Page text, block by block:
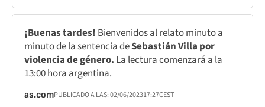
¡Buenas tardes! Bienvenidos al relato minuto a
minuto de la sentencia deSebastián Villa por
violencia de género. La lectura comenzará a la
13:00 hora argentina.
as.comPUBLICADO A LAS:02/06/202317:27CEST